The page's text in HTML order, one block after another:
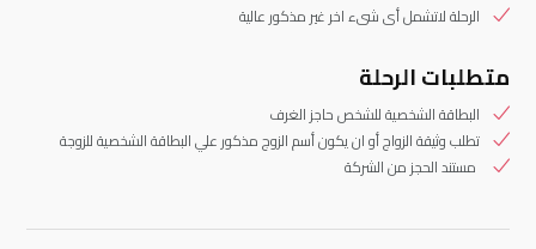
الرحلة لاتشمل أى شىء اخر غير مذكور عالية
متطلبات الرحلة
البطاقة الشخصية للشخص حاجز الغرف
تطلب وثيقة الزواج أو ان يكون أسم الزوج مذكور علي البطاقة الشخصية للزوجة
مستند الحجز من الشركة